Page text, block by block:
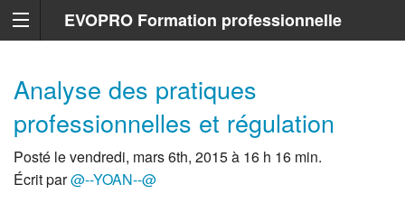
EVOPRO Formation professionnelle
Analyse des pratiques
professionnelles et régulation
Posté le vendredi, mars 6th, 2015 à 16 h 16 min.
Écrit par@--YOAN--@